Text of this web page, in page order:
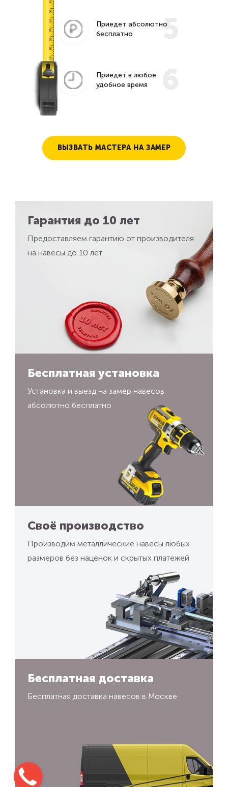
5
Приедет абсолютно
бесплатно
Приедет в любое
удобное время
ВЫЗВАТЬ МАСТЕРА НА ЗАМЕР
Гарантия до 10 лет
Предоставляем гарантию от производителя
на навесы до 10 лет
Бесплатная установка
Установка и выезд на замер навесов
абсолютно бесплатно
Своё производство
Производим металлические навесы любых
размеров без наценок и скрытых платежей
Бесплатная доставка
Бесплатная доставка навесов в Москве